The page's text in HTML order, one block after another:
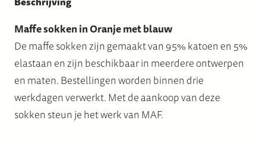
Maffe sokken in Oranje met blauw
De maffe sokken zijn gemaakt van 95% katoen en 5%
elastaan en zijn beschikbaar in meerdere ontwerpen
en maten. Bestellingen worden binnen drie
werkdagen verwerkt. Met de aankoop van deze
sokken steun je het werk van MAF.